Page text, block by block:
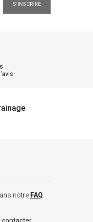
S'INSCRIRE
notre FAQ